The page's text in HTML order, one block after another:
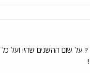
על שום ההשגים שהיו ועל